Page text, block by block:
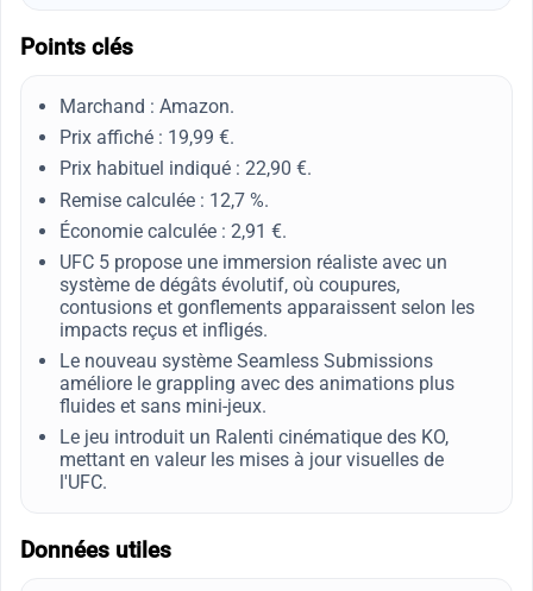
Points clés
Marchand : Amazon.
Prix affiché : 19,99 €.
Prix habituel indiqué : 22,90 €.
Remise calculée : 12,7 %.
Économie calculée : 2,91 €.
UFC 5 propose une immersion réaliste avec un
système de dégâts évolutif, où coupures,
contusions et gonflements apparaissent selon les
impacts reçus et infligés.
Le nouveau système Seamless Submissions
améliore le grappling avec des animations plus
fluides et sans mini-jeux.
Le jeu introduit un Ralenti cinématique des KO,
mettant en valeur les mises à jour visuelles de
l'UFC.
Données utiles